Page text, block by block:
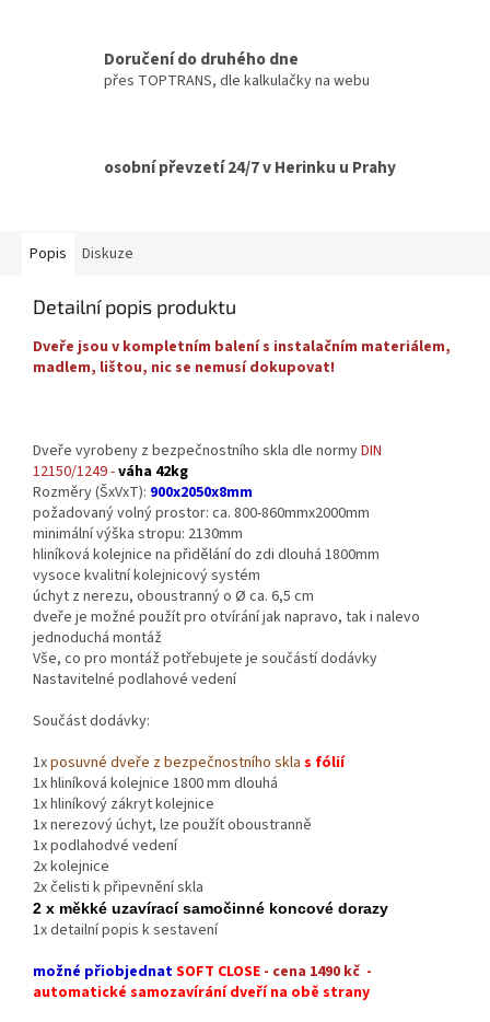
Doručení do druhého dne
přes TOPTRANS, dle kalkulačky na webu
osobní převzetí 24/7 v Herinku u Prahy
Popis Diskuze
Detailní popis produktu
Dveře jsou v kompletním balení s instalačním materiálem,
madlem, lištou, nic se nemusí dokupovat!
Dveře vyrobeny z bezpečnostního skla dle normyDIN
12150/1249 -váha 42kg
Rozměry (ŠxVxT): 900x2050x8mm
požadovaný volný prostor: ca. 800-860mmx2000mm
minimální výška stropu: 2130mm
hliníková kolejnice na přidělání do zdi dlouhá 1800mm
vysoce kvalitní kolejnicový systém
úchyt z nerezu, oboustranný o Ø ca. 6,5 cm
dveře je možné použít pro otvírání jak napravo, tak i nalevo
jednoduchá montáž
Vše, co pro montáž potřebujete je součástí dodávky
Nastavitelné podlahové vedení
Součást dodávky:
1xposuvné dveře z bezpečnostního skla s fólií
1x hliníková kolejnice 1800 mm dlouhá
1x hliníkový zákryt kolejnice
1x nerezový úchyt, lze použít oboustranně
1x podlahodvé vedení
2x kolejnice
2x čelisti k připevnění skla
2 x měkké uzavírací samočinné koncové dorazy
1x detailní popis k sestavení
možné přiobjednatSOFT CLOSE - cena 1490 kč -
automatické samozavírání dveří na obě strany